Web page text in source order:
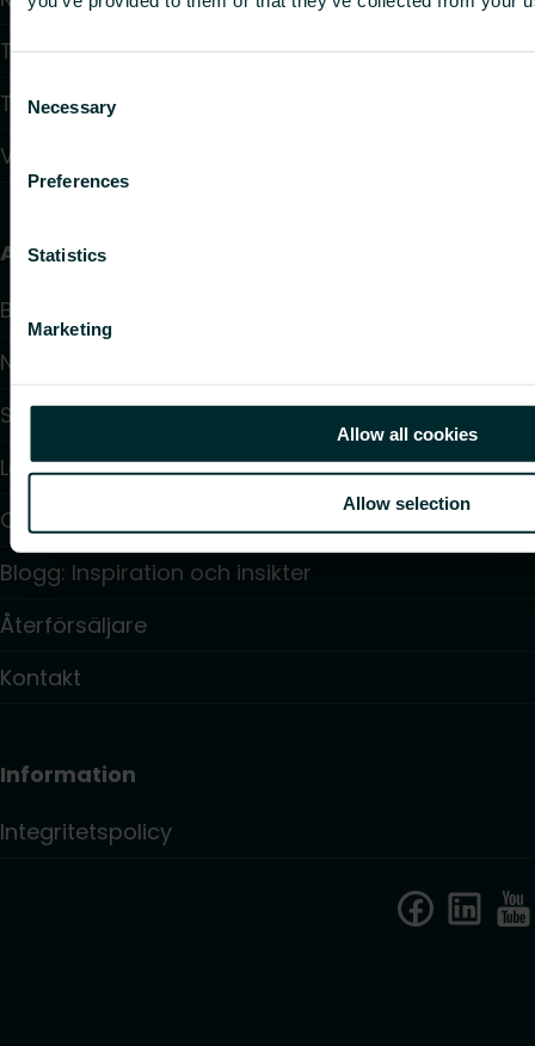
Selection
Necessary
Preferences
Statistics
Marketing
Allow all cookies
Allow selection
Tappvattensystem
Takvärmesystem
Värmepumpar
Användbara länkar
Beräkningsprogram
Nedladdningar
Support
Lösningar
Om oss
Blogg: Inspiration och insikter
Återförsäljare
Kontakt
Information
Integritetspolicy